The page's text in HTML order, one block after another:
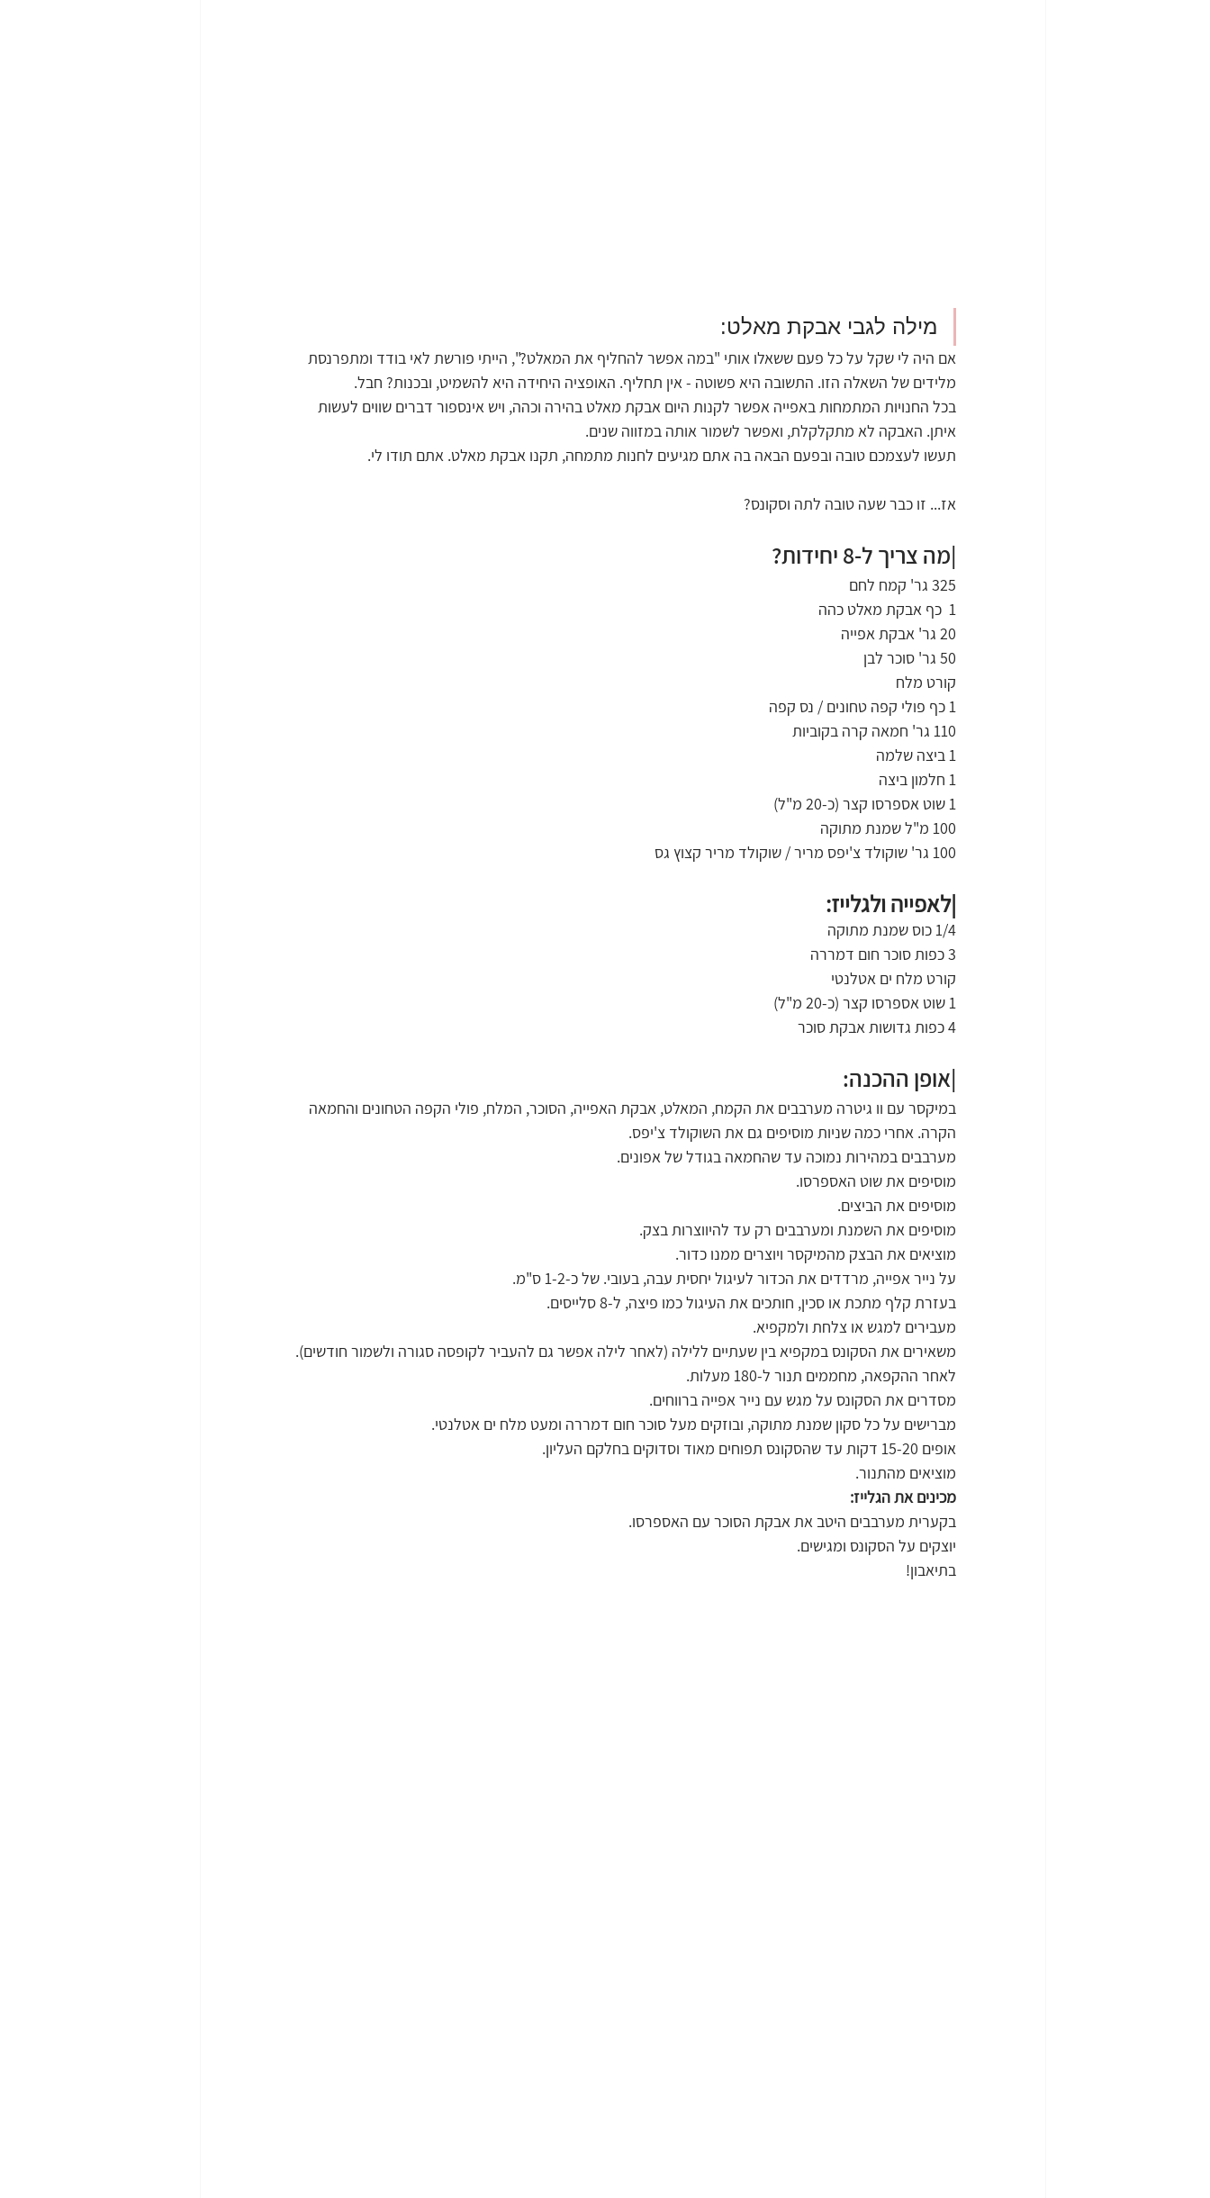
מילה לגבי אבקת מאלט:
אם היה לי שקל על כל פעם ששאלו אותי "במה אפשר להחליף את המאלט?", הייתי פורשת לאי בודד ומתפרנסת
מלידים של השאלה הזו. התשובה היא פשוטה - אין תחליף. האופציה היחידה היא להשמיט, ובכנות? חבל.
בכל החנויות המתמחות באפייה אפשר לקנות היום אבקת מאלט בהירה וכהה, ויש אינספור דברים שווים לעשות
איתן. האבקה לא מתקלקלת, ואפשר לשמור אותה במזווה שנים.
תעשו לעצמכם טובה ובפעם הבאה בה אתם מגיעים לחנות מתמחה, תקנו אבקת מאלט. אתם תודו לי.
אז... זו כבר שעה טובה לתה וסקונס?
|מה צריך ל-8 יחידות?
325 גר' קמח לחם
1  כף אבקת מאלט כהה
20 גר' אבקת אפייה
50 גר' סוכר לבן
קורט מלח
1 כף פולי קפה טחונים / נס קפה
110 גר' חמאה קרה בקוביות
1 ביצה שלמה
1 חלמון ביצה
1 שוט אספרסו קצר (כ-20 מ"ל)
100 מ"ל שמנת מתוקה
100 גר' שוקולד צ'יפס מריר / שוקולד מריר קצוץ גס
|לאפייה ולגלייז:
1/4 כוס שמנת מתוקה
3 כפות סוכר חום דמררה
קורט מלח ים אטלנטי
1 שוט אספרסו קצר (כ-20 מ"ל)
4 כפות גדושות אבקת סוכר
|אופן ההכנה:
במיקסר עם וו גיטרה מערבבים את הקמח, המאלט, אבקת האפייה, הסוכר, המלח, פולי הקפה הטחונים והחמאה
הקרה. אחרי כמה שניות מוסיפים גם את השוקולד צ'יפס.
מערבבים במהירות נמוכה עד שהחמאה בגודל של אפונים.
מוסיפים את שוט האספרסו.
מוסיפים את הביצים.
מוסיפים את השמנת ומערבבים רק עד להיווצרות בצק.
מוציאים את הבצק מהמיקסר ויוצרים ממנו כדור.
על נייר אפייה, מרדדים את הכדור לעיגול יחסית עבה, בעובי. של כ-1-2 ס"מ.
בעזרת קלף מתכת או סכין, חותכים את העיגול כמו פיצה, ל-8 סלייסים.
מעבירים למגש או צלחת ולמקפיא.
משאירים את הסקונס במקפיא בין שעתיים ללילה (לאחר לילה אפשר גם להעביר לקופסה סגורה ולשמור חודשים).
לאחר ההקפאה, מחממים תנור ל-180 מעלות.
מסדרים את הסקונס על מגש עם נייר אפייה ברווחים.
מברישים על כל סקון שמנת מתוקה, ובוזקים מעל סוכר חום דמררה ומעט מלח ים אטלנטי.
אופים 15-20 דקות עד שהסקונס תפוחים מאוד וסדוקים בחלקם העליון.
מוציאים מהתנור.
מכינים את הגלייז:
בקערית מערבבים היטב את אבקת הסוכר עם האספרסו.
יוצקים על הסקונס ומגישים.
בתיאבון!